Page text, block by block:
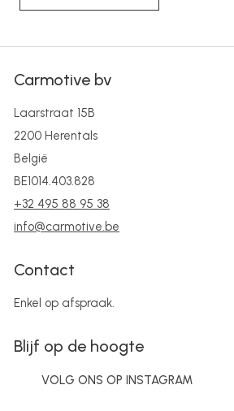
Carmotive bv
Laarstraat 15B
2200 Herentals
België
BE1014.403.828
+32 495 88 95 38
info@carmotive.be
Contact
Enkel op afspraak.
Blijf op de hoogte
VOLG ONS OP INSTAGRAM